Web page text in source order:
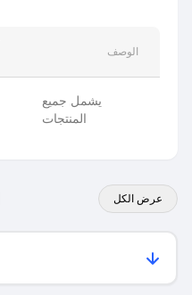
الوصف
يشمل جميع
المنتجات
عرض الكل